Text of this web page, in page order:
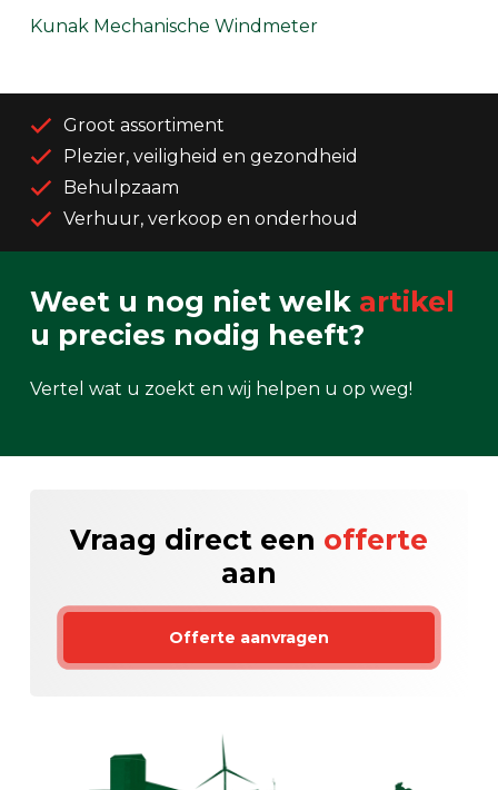
Kunak Mechanische Windmeter
Groot assortiment
Plezier, veiligheid en gezondheid
Behulpzaam
Verhuur, verkoop en onderhoud
Weet u nog niet welk artikel
u precies nodig heeft?
Vertel wat u zoekt en wij helpen u op weg!
Vraag direct een offerte
aan
Offerte aanvragen